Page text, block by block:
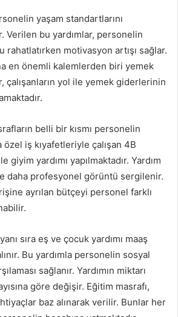
yaşam standartlarını
Verilen bu yardımlar, personelin
motivasyon artışı sağlar.
en önemli kalemlerden biri yemek
çalışanların yol ile yemek giderlerinin
belli bir kısmı personelin
özel iş kıyafetleriyle çalışan 4B
yardımı yapılmaktadır. Yardım
daha profesyonel görüntü sergilenir.
ayrılan bütçeyi personel farklı
sıra eş ve çocuk yardımı maaş
Bu yardımla personelin sosyal
sağlanır. Yardımın miktarı
göre değişir. Eğitim masrafı,
baz alınarak verilir. Bunlar her